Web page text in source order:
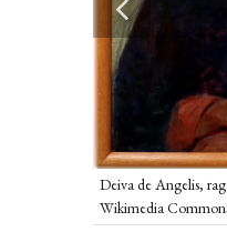
Deiva de Angelis,
Wikimedia